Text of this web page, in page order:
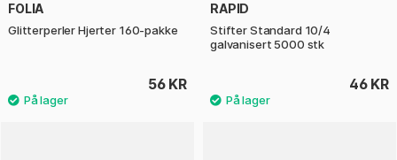
FOLIA
Glitterperler Hjerter 160-pakke
56 KR
RAPID
Stifter Standard 10/4
galvanisert 5000 stk
46 KR